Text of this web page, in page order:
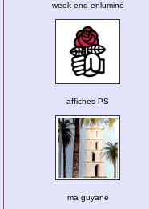
week end enluminé
affiches PS
ma guyane